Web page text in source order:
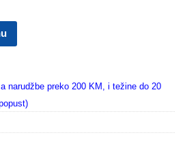
narudžbe preko 200 KM, i težine do 20